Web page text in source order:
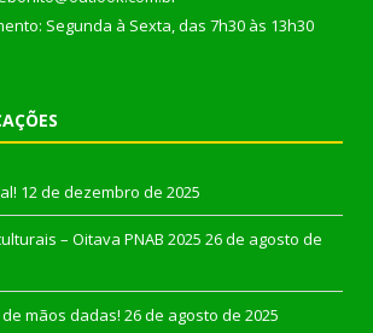
Segunda à Sexta, das 7h30 às 13h30
12 de dezembro de 2025
– Oitava PNAB 2025 26 de agosto de
mãos dadas! 26 de agosto de 2025